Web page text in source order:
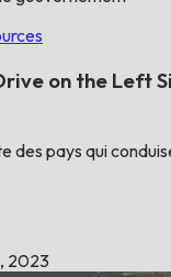
on the Left
des pays qui
2023